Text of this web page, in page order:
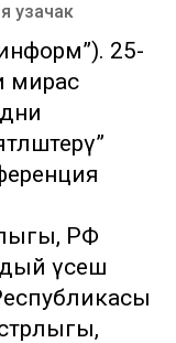
узачак
25-
мирас
РФ
үсеш